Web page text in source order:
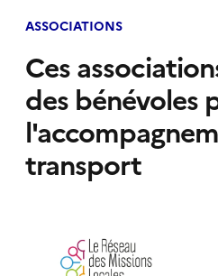
ASSOCIATIONS
Ces
des bénévoles
transport